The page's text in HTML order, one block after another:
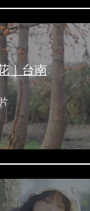
｜台南